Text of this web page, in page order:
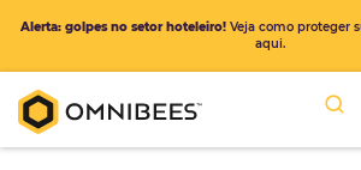
Alerta: golpes no setor hoteleiro!Veja como